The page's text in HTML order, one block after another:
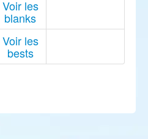
Voir les
blanks
Voir les
bests